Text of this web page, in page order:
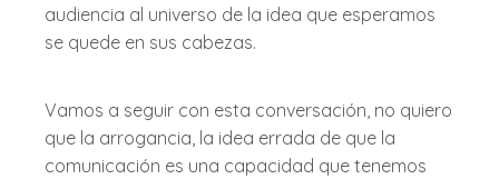
audiencia al universo de la idea que esperamos
se quede en sus cabezas.
Vamos a seguir con esta conversación, no quiero
que la arrogancia, la idea errada de que la
comunicación es una capacidad que tenemos